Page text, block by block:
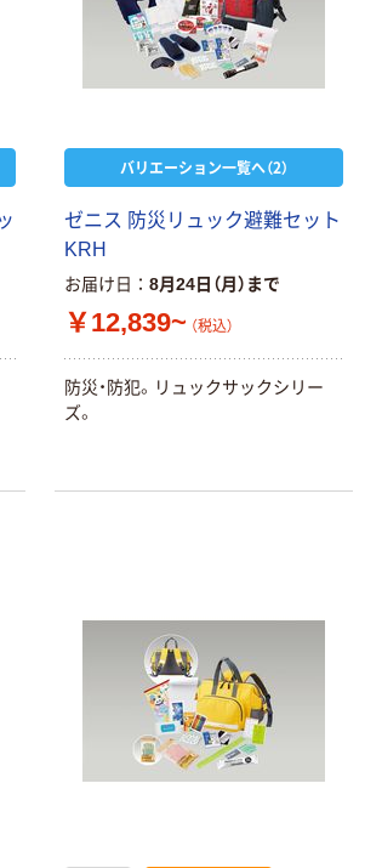
バリエーション一覧へ（2）
ゼニス 防災リュック避難セット
KRH
お届け日 8月24日（月）まで
￥12,839~ （税込）
防災・防犯。リュックサックシリー
ズ。